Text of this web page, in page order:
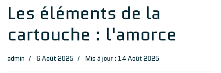
Les éléments de la
cartouche : l'amorce
admin 6 Août 2025 Mis à jour : 14 Août 2025